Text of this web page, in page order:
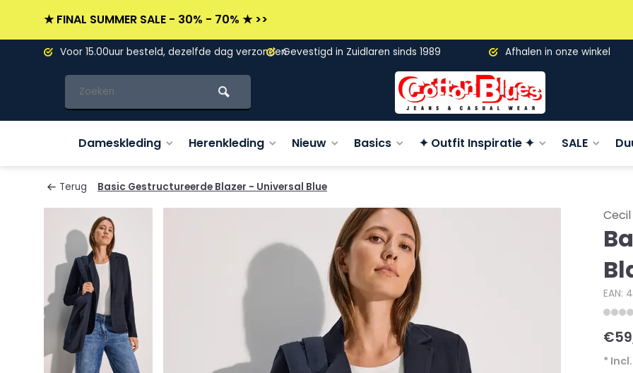
★ FINAL SUMMER SALE - 30% - 70% ★ >>
Voor 15.00uur besteld, dezelfde dag verzondenGevestigd in Zuidlaren sinds 1989 Afhalen in onze winkel
Dameskleding Herenkleding Nieuw Basics ✦ Outfit Inspiratie ✦ SALE
Terug Basic Gestructureerde Blazer - Universal Blue
Cecil
EAN:
*